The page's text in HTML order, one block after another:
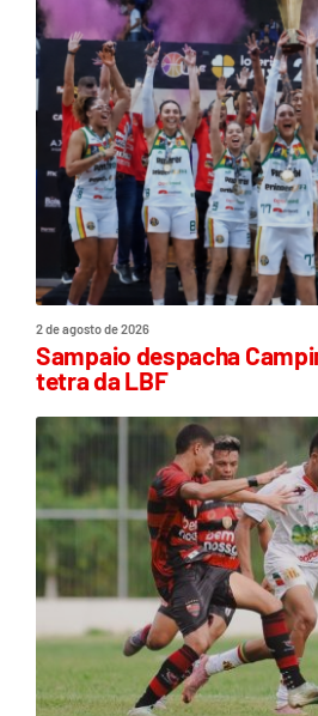
2 de agosto de 2026
Sampaio despacha
tetra da LBF